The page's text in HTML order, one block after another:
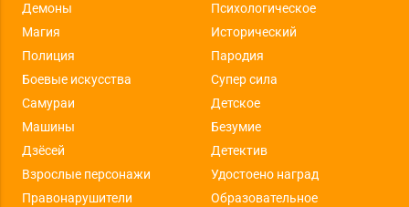
Демоны
Психологическое
Магия
Исторический
Полиция
Пародия
Боевые искусства
Супер сила
Самураи
Детское
Машины
Безумие
Дзёсей
Детектив
Взрослые персонажи
Удостоено наград
Правонарушители
Образовательное